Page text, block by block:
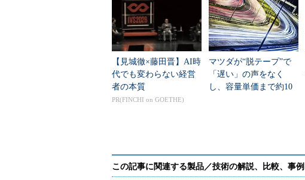
それでも、Fusion-ioはPCIeフラッシュのサ
ービスプロバイダにおける利用拡大の立役者
であることに変わりはない。同社は、単なる
ハードウェアコンポーネントを超えた自社製
品の価値を巧みに訴え、成功してきた。上記
のような言い方も、ハードウェア的な無駄を
すい。実際に、Fusion-ioの売り上げの約50％
は、フェイスブックおよびアップルへの販売
【見城徹×藤田晋】AI時
代でも変わらない経営
者の本質
PR(FINCHI on GOETHE)
マツダが“脱テープ”で
「遅い」の声をなく
し、容量単価まで約10